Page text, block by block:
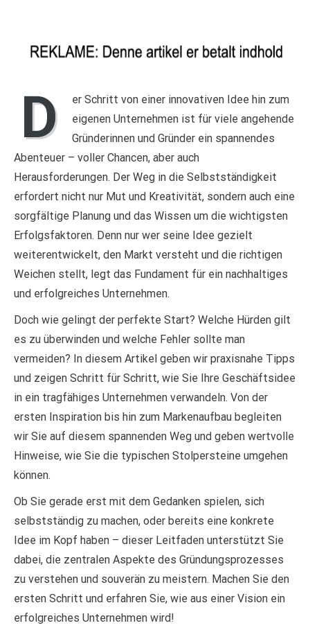
D
er Schritt von einer innovativen Idee hin zum
eigenen Unternehmen ist für viele angehende
Gründerinnen und Gründer ein spannendes
Abenteuer – voller Chancen, aber auch
Herausforderungen. Der Weg in die Selbstständigkeit
erfordert nicht nur Mut und Kreativität, sondern auch eine
sorgfältige Planung und das Wissen um die wichtigsten
Erfolgsfaktoren. Denn nur wer seine Idee gezielt
weiterentwickelt, den Markt versteht und die richtigen
Weichen stellt, legt das Fundament für ein nachhaltiges
und erfolgreiches Unternehmen.
Doch wie gelingt der perfekte Start? Welche Hürden gilt
es zu überwinden und welche Fehler sollte man
vermeiden? In diesem Artikel geben wir praxisnahe Tipps
und zeigen Schritt für Schritt, wie Sie Ihre Geschäftsidee
in ein tragfähiges Unternehmen verwandeln. Von der
ersten Inspiration bis hin zum Markenaufbau begleiten
wir Sie auf diesem spannenden Weg und geben wertvolle
Hinweise, wie Sie die typischen Stolpersteine umgehen
können.
Ob Sie gerade erst mit dem Gedanken spielen, sich
selbstständig zu machen, oder bereits eine konkrete
Idee im Kopf haben – dieser Leitfaden unterstützt Sie
dabei, die zentralen Aspekte des Gründungsprozesses
zu verstehen und souverän zu meistern. Machen Sie den
ersten Schritt und erfahren Sie, wie aus einer Vision ein
erfolgreiches Unternehmen wird!